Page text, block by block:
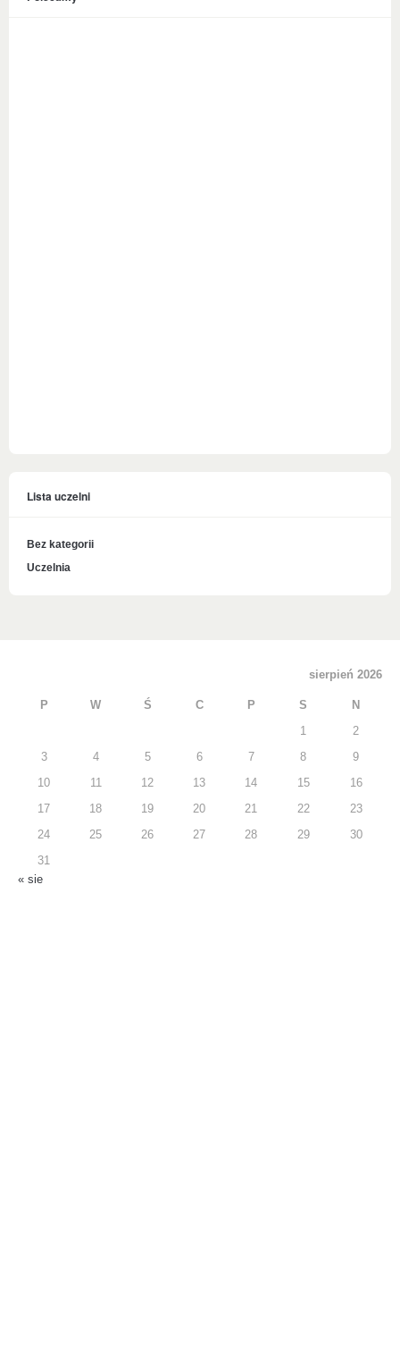
Lista uczelni
Bez kategorii
Uczelnia
sierpień 2026
P W Ś C P S N
1 2
3 4 5 6 7 8 9
10 11 12 13 14 15 16
17 18 19 20 21 22 23
24 25 26 27 28 29 30
31
« sie